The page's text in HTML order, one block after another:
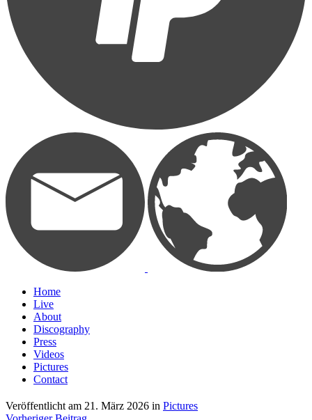
Home
Live
About
Discography
Press
Videos
Pictures
Contact
Veröffentlicht am 21. März 2026 in Pictures